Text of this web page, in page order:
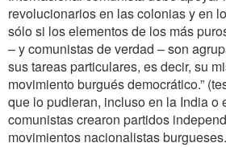
revolucionarios en las colonias y en
sólo si los elementos de los más
– y comunistas de verdad – son
sus tareas particulares, es decir, su
movimiento burgués democrático.”
que lo pudieran, incluso en la India o
comunistas crearon partidos
movimientos nacionalistas burgueses.